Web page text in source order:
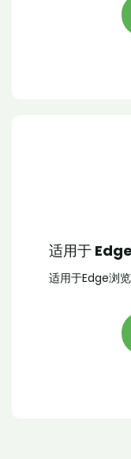
适用于
适用于Edge浏